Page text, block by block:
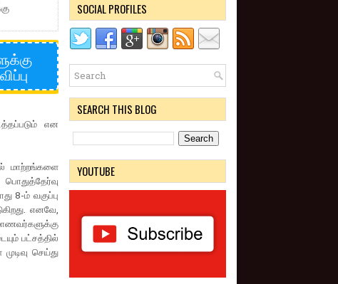
என
மாற்றங்களை
8-ம் வகுப்பு
எனவே,
பட்சத்தில்
செய்து
SOCIAL PROFILES
SEARCH THIS BLOG
YOUTUBE